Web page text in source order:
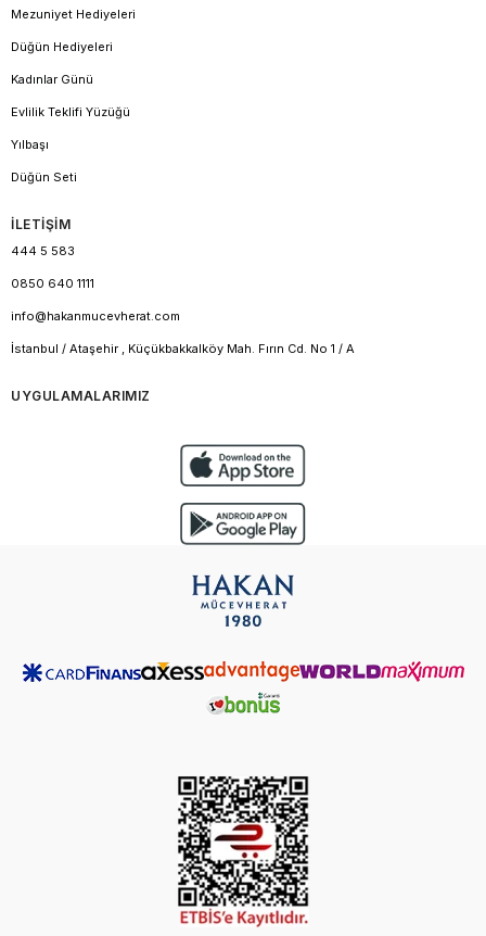
Mezuniyet Hediyeleri
Düğün Hediyeleri
Kadınlar Günü
Evlilik Teklifi Yüzüğü
Yılbaşı
Düğün Seti
İLETİŞİM
444 5 583
0850 640 1111
info@hakanmucevherat.com
İstanbul / Ataşehir , Küçükbakkalköy Mah. Fırın Cd. No 1 / A
UYGULAMALARIMIZ